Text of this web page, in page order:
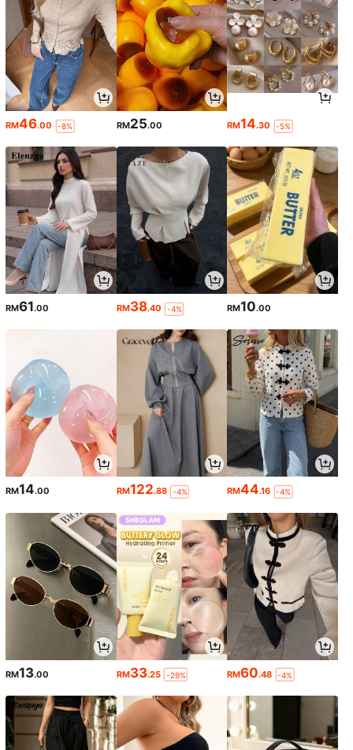
RM46.00 -8% RM25.00 RM14.30 -5%
RM61.00 RM38.40 -4% RM10.00
RM14.00 RM122.88 -4% RM44.16 -4%
RM13.00 RM33.25 -29% RM60.48 -4%